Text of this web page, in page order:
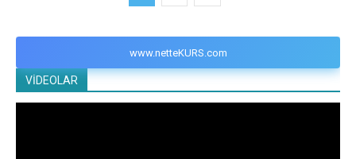
www.netteKURS.com
VİDEOLAR